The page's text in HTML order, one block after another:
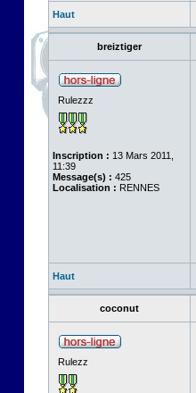
Haut
breiztiger
Rulezzz
Inscription : 13 Mars 2011,
11:39
Message(s) : 425
Localisation : RENNES
Haut
coconut
Rulezz